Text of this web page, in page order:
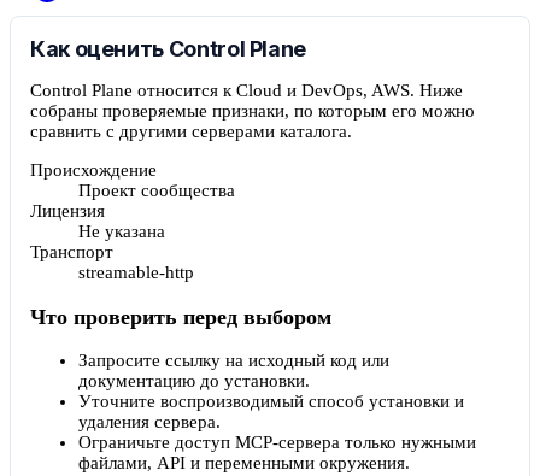
Как оценить Control Plane
Control Plane относится к Cloud и DevOps, AWS. Ниже
собраны проверяемые признаки, по которым его можно
сравнить с другими серверами каталога.
Происхождение
Проект сообщества
Лицензия
Не указана
Транспорт
streamable-http
Что проверить перед выбором
Запросите ссылку на исходный код или
документацию до установки.
Уточните воспроизводимый способ установки и
удаления сервера.
Ограничьте доступ MCP-сервера только нужными
файлами, API и переменными окружения.